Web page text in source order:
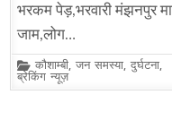
भरकम पेड़,भरवारी मंझनपुर
जाम,लोग…
Posted
in
कौशाम्बी,जन समस्या,दुर्घटना,
ब्रेकिंग न्यूज़